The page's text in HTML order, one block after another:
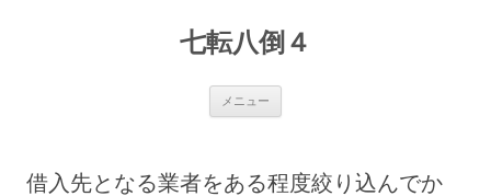
七転八倒４
メニュー
ス
借入先となる業者をある程度絞り込んでか